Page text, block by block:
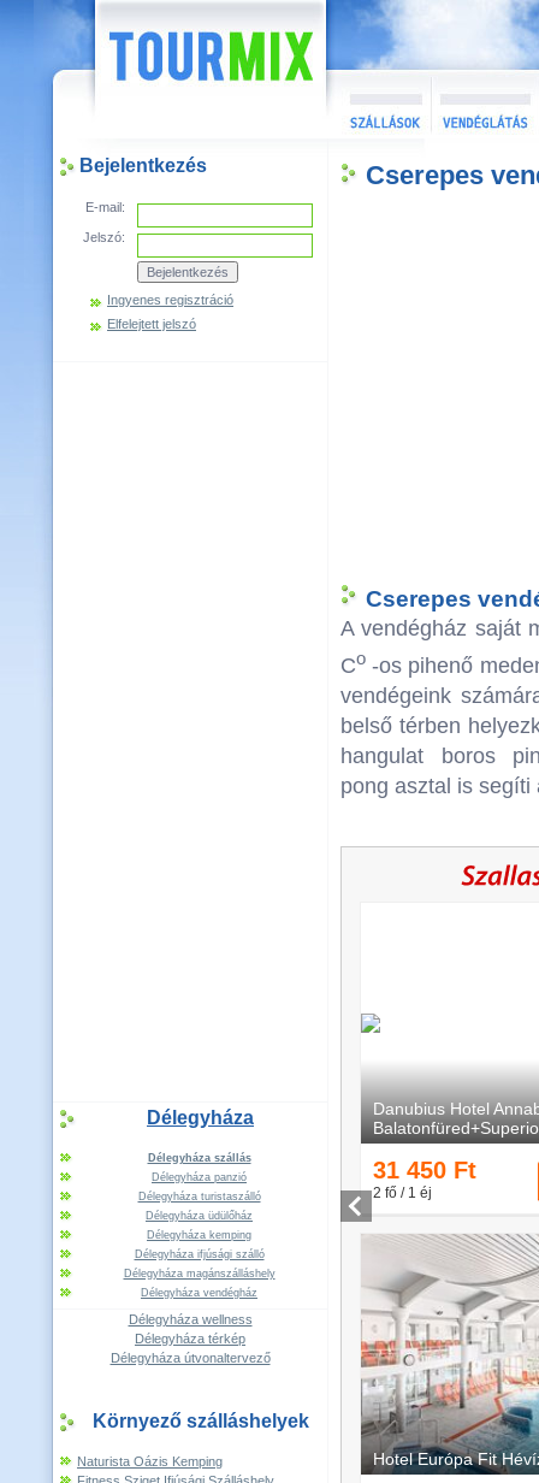
Bejelentkezés
E-mail:
Jelszó:
Ingyenes regisztráció
Elfelejtett jelszó
Délegyháza
Délegyháza szállás
Délegyháza panzió
Délegyháza turistaszálló
Délegyháza üdülőház
Délegyháza kemping
Délegyháza ifjúsági szálló
Délegyháza magánszálláshely
Délegyháza vendégház
Délegyháza wellness
Délegyháza térkép
Délegyháza útvonaltervező
Környező szálláshelyek
Naturista Oázis Kemping
Cserepes
Cserepes
A vendégház saját
Co -os pihenő
vendégeink
belső térben
hangulat boros
pong asztal is segíti